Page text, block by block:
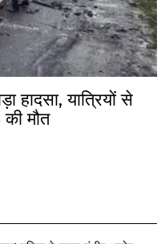
हादसा, यात्रियों से
मौत